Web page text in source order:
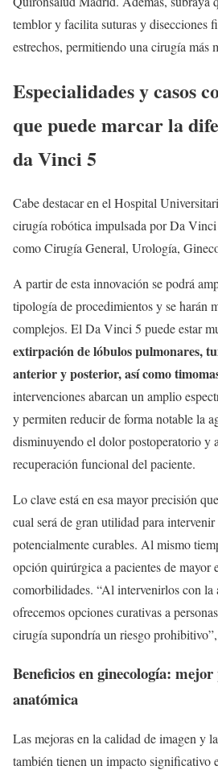
temblor y facilita suturas y disecciones
estrechos, permitiendo una cirugía más
Especialidades y casos
que puede marcar la
da Vinci 5
Cabe destacar en el Hospital
cirugía robótica impulsada por Da Vinci
como Cirugía General, Urología,
A partir de esta innovación se podrá
tipología de procedimientos y se harán
complejos. El Da Vinci 5 puede estar
extirpación de lóbulos pulmonares,
anterior y posterior, así como
intervenciones abarcan un amplio
y permiten reducir de forma notable la
disminuyendo el dolor postoperatorio y
recuperación funcional del paciente.
Lo clave está en esa mayor precisión
cual será de gran utilidad para
potencialmente curables. Al mismo
opción quirúrgica a pacientes de mayor
comorbilidades. “Al intervenirlos con la
ofrecemos opciones curativas a
cirugía supondría un riesgo
Beneficios en ginecología:
anatómica
Las mejoras en la calidad de imagen y
también tienen un impacto significativo